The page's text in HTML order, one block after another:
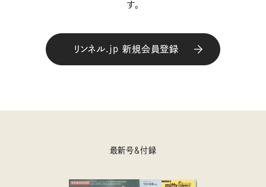
す。
リンネル.jp 新規会員登録
最新号＆付録